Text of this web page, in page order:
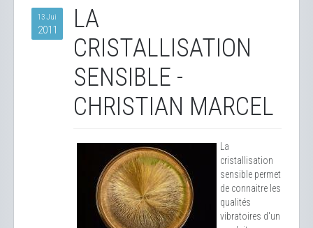
13 Jui
2011
LA
CRISTALLISATION
SENSIBLE -
CHRISTIAN MARCEL
La
cristallisation
sensible permet
de connaitre les
qualités
vibratoires d'un